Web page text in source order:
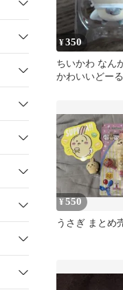
¥350
ちいかわ なん
かわいいどー
¥550
うさぎ まとめ